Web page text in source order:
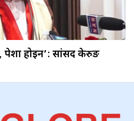
पेशा होइन’: सांसद केरुङ